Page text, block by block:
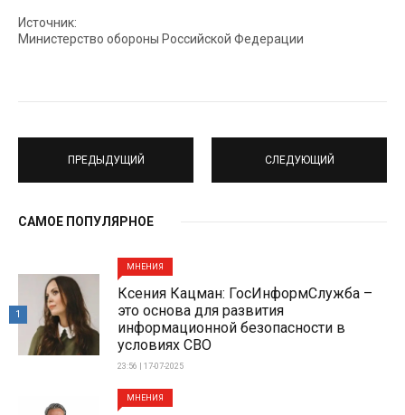
Источник:
Министерство обороны Российской Федерации
ПРЕДЫДУЩИЙ СЛЕДУЮЩИЙ
САМОЕ ПОПУЛЯРНОЕ
МНЕНИЯ
Ксения Кацман: ГосИнформСлужба –
это основа для развития
информационной безопасности в
условиях СВО
23:56 | 17-07-2025
1
МНЕНИЯ